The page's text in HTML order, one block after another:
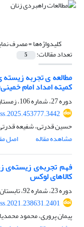
کلیدواژه‌ها =مصرف
تعداد مقالات: 5
مطالعه ی تجربه
کمیته امداد امام
دوره 27، شماره 106، زمستان 1403، صفحه
حسین قدرتی، شفیعه
مشاهده مقاله
اصل
فهم تجربه‌ی زیسته‌ی
کالاهای لوکس
دوره 23، شماره 92، تابستان 1400، صفحه
پیمان پروری، محمود